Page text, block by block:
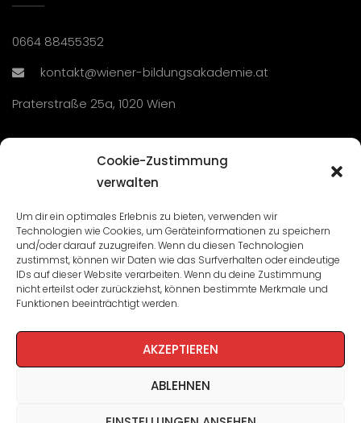
Cookie-Zustimmung
verwalten
Um dir ein optimales Erlebnis zu bieten, verwenden wir
Technologien wie Cookies, um Geräteinformationen zu speichern
und/oder darauf zuzugreifen. Wenn du diesen Technologien
zustimmst, können wir Daten wie das Surfverhalten oder eindeutige
IDs auf dieser Website verarbeiten. Wenn du deine Zustimmung
nicht erteilst oder zurückziehst, können bestimmte Merkmale und
Funktionen beeinträchtigt werden.
AKZEPTIEREN
ABLEHNEN
0664 88455352
kontakt@wiener-bildungsakademie.at
Praterstraße 25a, 1020 Wien
Seminare und Veranstaltungen
Lehrgänge
WBA: Direktion und Team
Impressum/Datenschutz
Cookie-Richtlinie